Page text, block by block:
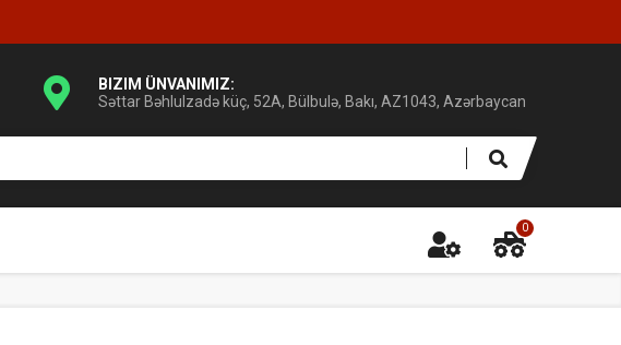
BIZIM ÜNVANIMIZ:
Səttar Bəhlulzadə küç, 52A, Bülbulə, Bakı, AZ1043, Azərbaycan
0